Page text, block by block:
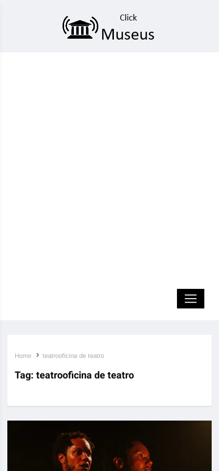
Home teatrooficina de teatro
Tag: teatrooficina de teatro